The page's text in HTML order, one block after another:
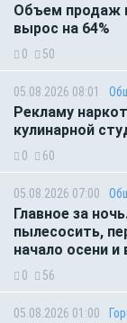
Объем продаж
вырос на 64%
0 50
05.08.2026 08:01
Рекламу
кулинарной
0 60
05.08.2026 07:00
Главное за
пылесосить,
начало осени
0 56
05.08.2026 01:00